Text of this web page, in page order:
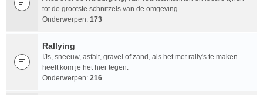
tot de grootste schnitzels van de omgeving.
Onderwerpen: 173
Rallying
IJs, sneeuw, asfalt, gravel of zand, als het met rally's te maken
heeft kom je het hier tegen.
Onderwerpen: 216